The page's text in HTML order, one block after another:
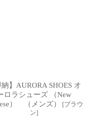
納】AURORA SHOES オ
ロラシューズ （New
） （メンズ）
[ブラウ
ン]